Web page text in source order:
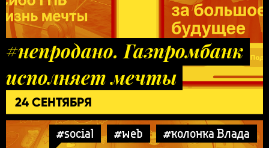
#непродано. Газпромбанк
исполняет мечты
24 СЕНТЯБРЯ
#social #web
#колонка Влада